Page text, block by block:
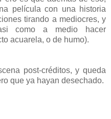
película con una historia
tirando a mediocres, y
como a medio hacer
acuarela, o de humo).
post-créditos, y queda
que ya hayan desechado.